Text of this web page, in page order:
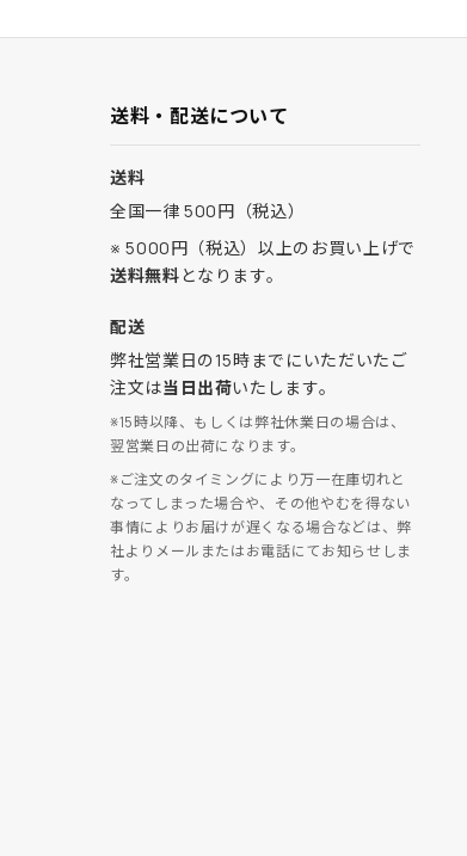
送料・配送について
送料
全国一律 500円（税込）
※ 5000円（税込）以上のお買い上げで
送料無料となります。
配送
弊社営業日の15時までにいただいたご
注文は当日出荷いたします。
※15時以降、もしくは弊社休業日の場合は、
翌営業日の出荷になります。
※ご注文のタイミングにより万一在庫切れと
なってしまった場合や、その他やむを得ない
事情によりお届けが遅くなる場合などは、弊
社よりメールまたはお電話にてお知らせしま
す。